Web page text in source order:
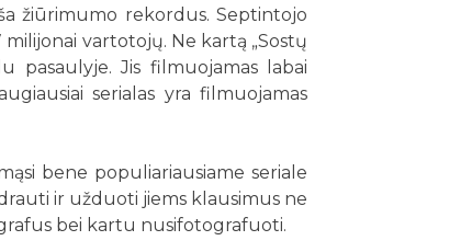
žiūrimumo rekordus. Septintojo
milijonai vartotojų. Ne kartą „Sostų
pasaulyje. Jis filmuojamas labai
serialas yra filmuojamas
bene populiariausiame seriale
ir užduoti jiems klausimus ne
bei kartu nusifotografuoti.